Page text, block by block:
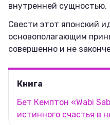
внутренней сущностью.
Свести этот японский
основополагающим
совершенно и не
Книга
Бет Кемптон «Wabi
истинного счастья в